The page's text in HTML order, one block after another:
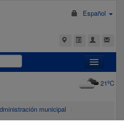
Español
21ºC
municipal